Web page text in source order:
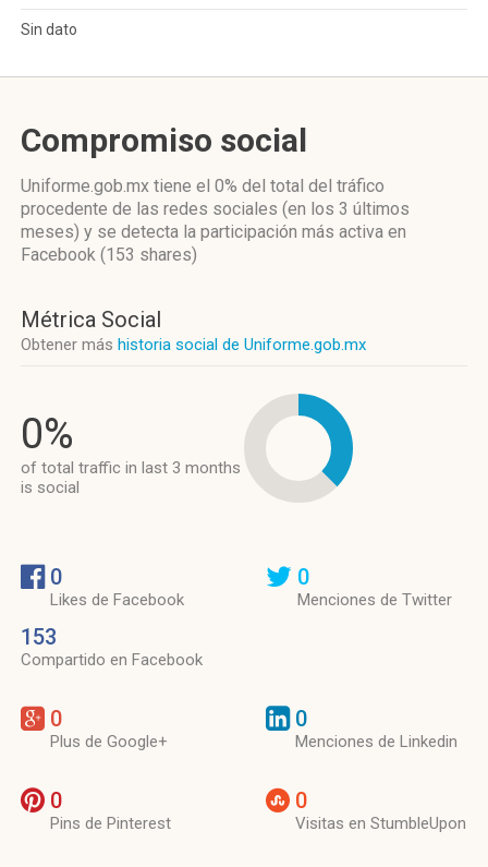
Sin dato
Compromiso social
Uniforme.gob.mx tiene el 0% del total del tráfico
procedente de las redes sociales (en los 3 últimos
meses) y se detecta la participación más activa en
Facebook (153 shares)
Métrica Social
Obtener más historia social de Uniforme.gob.mx
0%
of total traffic in last 3 months
is social
0
Likes de Facebook
153
Compartido en Facebook
0
Menciones de Twitter
0
Plus de Google+
0
Menciones de Linkedin
0
Pins de Pinterest
0
Visitas en StumbleUpon